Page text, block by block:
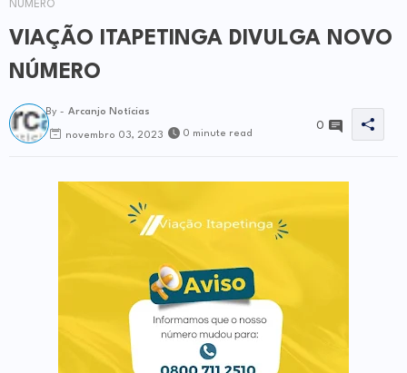
NÚMERO
VIAÇÃO ITAPETINGA DIVULGA NOVO
NÚMERO
By - Arcanjo Notícias
novembro 03, 2023 0 minute read
0